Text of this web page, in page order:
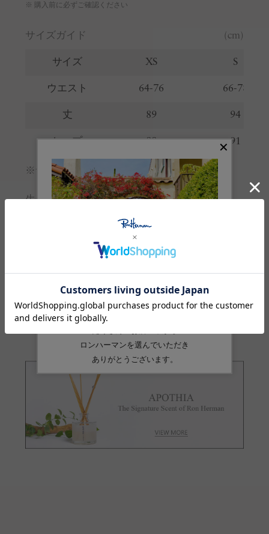
※ 購入前に必ずご確認ください
サイズガイド (cm)
サイズ XS S
ウエスト 64-76 66-78
丈 89 94
ヒップ 88 91
※サイズの詳しい説明はこちら 。
生産国
4310500212